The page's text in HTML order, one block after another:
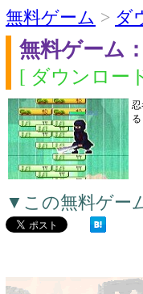
無料ゲーム > ダ
無料ゲー
[ ダウンロー
る
▼この無料ゲー